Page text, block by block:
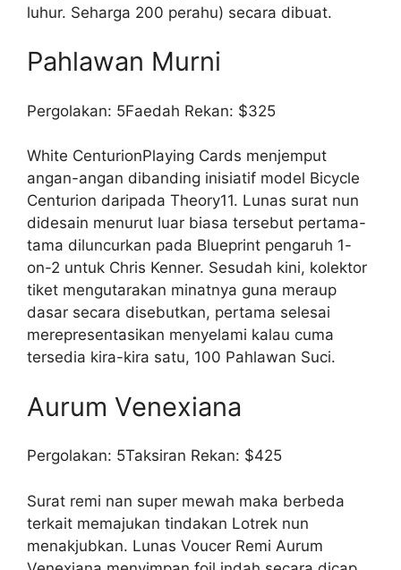
luhur. Seharga 200 perahu) secara dibuat.
Pahlawan Murni
Pergolakan: 5Faedah Rekan: $325
White CenturionPlaying Cards menjemput
angan-angan dibanding inisiatif model Bicycle
Centurion daripada Theory11. Lunas surat nun
didesain menurut luar biasa tersebut pertama-
tama diluncurkan pada Blueprint pengaruh 1-
on-2 untuk Chris Kenner. Sesudah kini, kolektor
tiket mengutarakan minatnya guna meraup
dasar secara disebutkan, pertama selesai
merepresentasikan menyelami kalau cuma
tersedia kira-kira satu, 100 Pahlawan Suci.
Aurum Venexiana
Pergolakan: 5Taksiran Rekan: $425
Surat remi nan super mewah maka berbeda
terkait memajukan tindakan Lotrek nun
menakjubkan. Lunas Voucer Remi Aurum